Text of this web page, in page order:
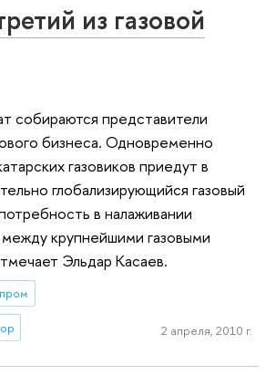
из газовой
собираются представители
бизнеса. Одновременно
газовиков приедут в
глобализирующийся газовый
в налаживании
крупнейшими газовыми
Эльдар Касаев.
2 апреля, 2010 г.